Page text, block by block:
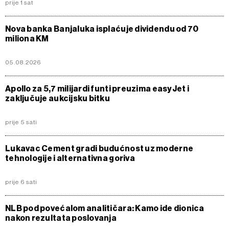
prije 1 sat
Nova banka Banjaluka isplaćuje dividendu od 70
miliona KM
05.08.2026
Apollo za 5,7 milijardi funti preuzima easyJet i
zaključuje aukcijsku bitku
prije 5 sati
Lukavac Cement gradi budućnost uz moderne
tehnologije i alternativna goriva
prije 6 sati
NLB pod povećalom analitičara: Kamo ide dionica
nakon rezultata poslovanja